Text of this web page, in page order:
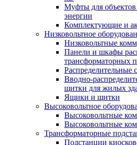
Муфты для объектов
энергии
Комплектующие и
Низковольтное
Низковольтные
Панели и шкафы
трансформаторных
Вводно-
щитки для жилых
Ящики и щитки
Высоковольтное
Высоковольтные
Высоковольтные
Трансформаторные
Подстанции